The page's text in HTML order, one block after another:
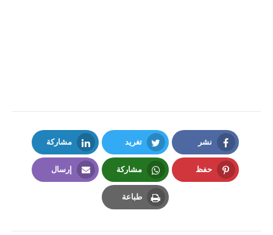
نشر
Facebook
تغريد
Twitter
مشاركة
LinkedIn
حفظ مشاركة
Whatsapp
إرسال
طباعة